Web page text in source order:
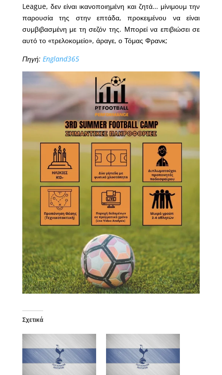
League, δεν είναι ικανοποιημένη και ζητά… μίνιμουμ την
παρουσία της στην επτάδα, προκειμένου να είναι
συμβιβασμένη με τη σεζόν της. Μπορεί να επιβιώσει σε
αυτό το «τρελοκομείο», άραγε, ο Τόμας Φρανκ;
Πηγή: England365
Σχετικά